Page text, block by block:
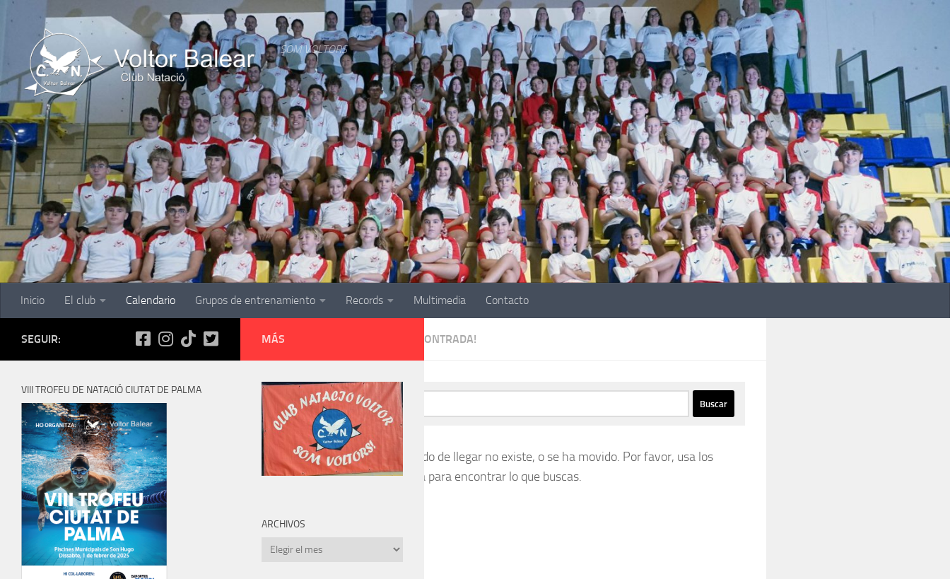
Saltar al contenido
SOM VOLTORS
Inicio El club Calendario Grupos de entrenamiento Records Multimedia Contacto
ERROR 404. ¡PÁGINA NO ENCONTRADA!
Buscar:
La página a la que estás tratando de llegar no existe, o se ha movido. Por favor, usa los
menús o el cuadro de búsqueda para encontrar lo que buscas.
SEGUIR:
VIII TROFEU DE NATACIÓ CIUTAT DE PALMA
MÁS
ARCHIVOS
Archivos